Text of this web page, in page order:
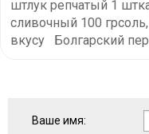
штлук репчатый 1
сливочный 100
вкусу⠀Болгарский
Ваше имя: